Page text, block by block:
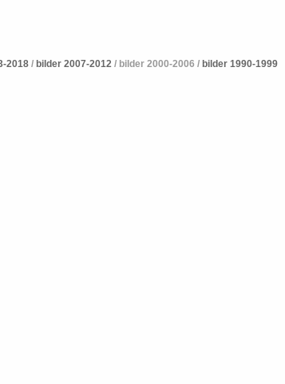
2018 / bilder 2007-2012 / bilder 2000-2006 / bilder 1990-1999